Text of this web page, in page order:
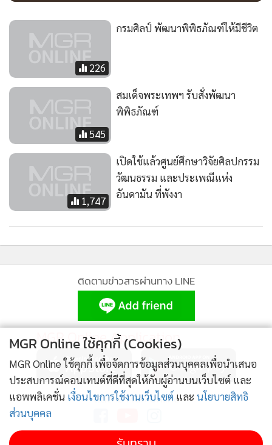
226
กรมศิลป์ พัฒนาพิพิธภัณฑ์ให้มีชีวิต
545
สมเด็จพระเทพฯ รับสั่งพัฒนา
พิพิธภัณฑ์
1,747
เปิดใช้แล้วศูนย์ศึกษาวิจัยศิลปกรรม
วัฒนธรรม และประเพณีแห่ง
อันดามัน ที่พังงา
ติดตามข่าวสารผ่านทาง LINE
MGR Online Application
ติดตาม MGR Online
MGR Online ใช้คุกกี้ (Cookies)
MGR Online ใช้คุกกี้ เพื่อจัดการข้อมูลส่วนบุคคลเพื่อนำเสนอ
ประสบการณ์คอนเทนต์ที่ดีที่สุดให้กับผู้อ่านบนเว็บไซต์ และ
แอพพลิเคชั่น เงื่อนไขการใช้งานเว็บไซต์ และ นโยบายสิทธิ
ส่วนบุคคล